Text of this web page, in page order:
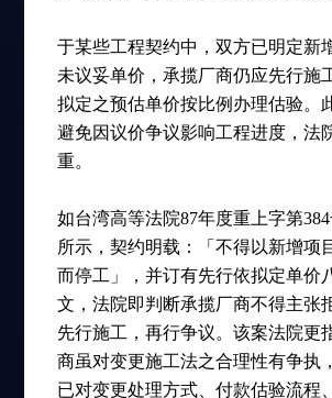
于某些工程契约中，双方已明定新
未议妥单价，承揽厂商仍应先行施
拟定之预估单价按比例办理估验。
避免因议价争议影响工程进度，法
重。
如台湾高等法院87年度重上字第
所示，契约明载：「不得以新增项
而停工」，并订有先行依拟定单价
文，法院即判断承揽厂商不得主张
先行施工，再行争议。该案法院更
商虽对变更施工法之合理性有争执
已对变更处理方式、付款估验流程